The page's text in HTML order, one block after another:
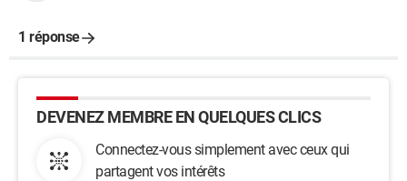
1 réponse
DEVENEZ MEMBRE EN QUELQUES CLICS
Connectez-vous simplement avec ceux qui
partagent vos intérêts